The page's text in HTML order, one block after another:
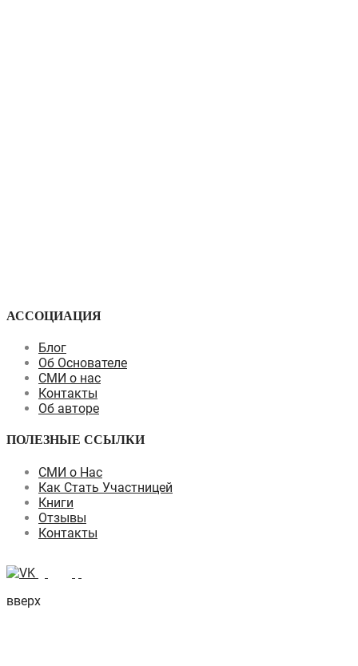
АССОЦИАЦИЯ
Блог
Об Основателе
СМИ о нас
Контакты
Об авторе
ПОЛЕЗНЫЕ ССЫЛКИ
СМИ о Нас
Как Стать Участницей
Книги
Отзывы
Контакты
вверх